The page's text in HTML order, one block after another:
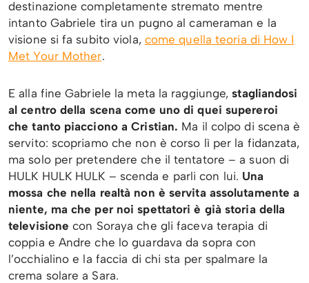
destinazione completamente stremato mentre
intanto Gabriele tira un pugno al cameraman e la
visione si fa subito viola, come quella teoria di How I
Met Your Mother.
E alla fine Gabriele la meta la raggiunge,stagliandosi
al centro della scena come uno di quei supereroi
che tanto piacciono a Cristian. Ma il colpo di scena è
servito: scopriamo che non è corso lì per la fidanzata,
ma solo per pretendere che il tentatore – a suon di
HULK HULK HULK – scenda e parli con lui. Una
mossa che nella realtà non è servita assolutamente a
niente, ma che per noi spettatori è già storia della
televisione con Soraya che gli faceva terapia di
coppia e Andre che lo guardava da sopra con
l’occhialino e la faccia di chi sta per spalmare la
crema solare a Sara.